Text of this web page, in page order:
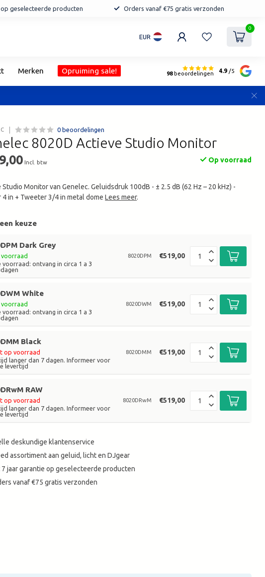
geselecteerde producten Orders vanaf €75 gratis verzonden
EUR
0
Merken Opruiming sale! 98beoordelingen 4.9 /5
0 beoordelingen
8020D Actieve Studio Monitor
Incl. btw Op voorraad
Studio Monitor van Genelec. Geluidsdruk 100dB - ± 2.5 dB (62 Hz – 20 kHz) -
4 in + Tweeter 3/4 in metal domeLees meer.
keuze
Dark Grey
voorraad: ontvang in circa 1 a 3
8020DPM €519,00
White
voorraad: ontvang in circa 1 a 3
8020DWM €519,00
Black
op voorraad
langer dan 7 dagen. Informeer voor
levertijd
8020DMM €519,00
RAW
op voorraad
langer dan 7 dagen. Informeer voor
levertijd
8020DRwM €519,00
deskundige klantenservice
assortiment aan geluid, licht en DJgear
7 jaar garantie op geselecteerde producten
vanaf €75 gratis verzonden